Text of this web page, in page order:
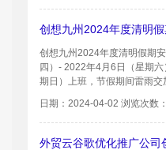
创想九州2024年度清明
创想九州2024年度清明假期
四）- 2022年4月6日（星期
期日）上班，节假期间雷雨交
日期：2024-04-02 浏览次数
外贸云谷歌优化推广公